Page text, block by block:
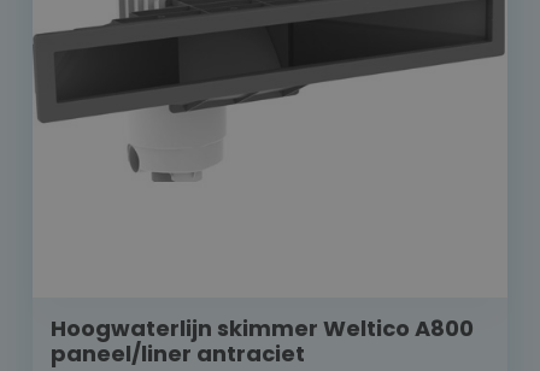
Hoogwaterlijn skimmer Weltico A800
paneel/liner antraciet